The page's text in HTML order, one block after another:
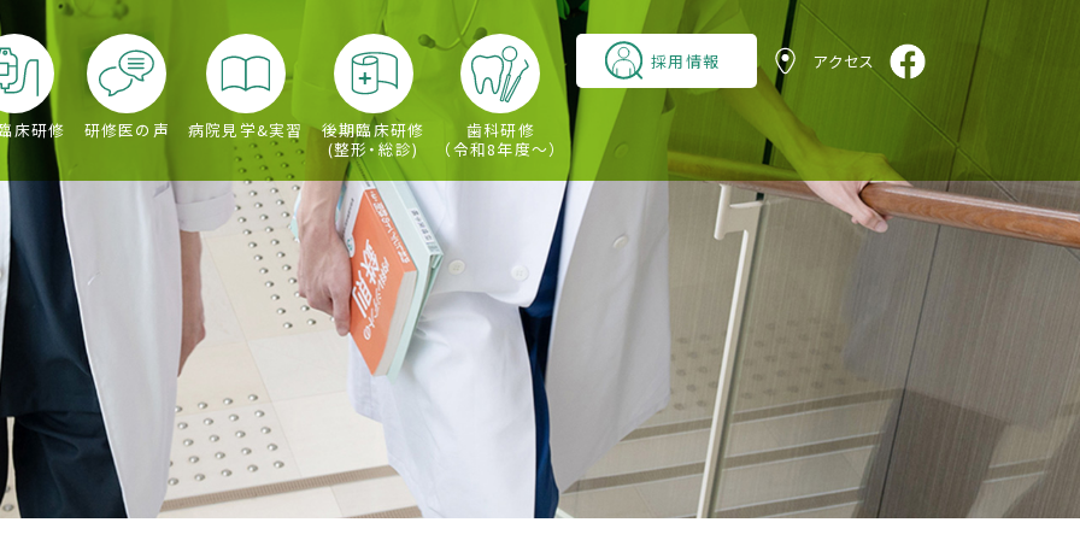
床研修 研修医の声 病院見学&実習
後期臨床研修
(整形・総診)
歯科研修
（令和8年度～）
採用情報 アクセス